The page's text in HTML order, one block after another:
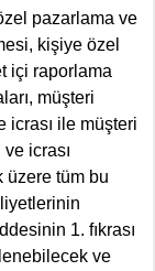
pazarlama ve
kişiye özel
içi raporlama
müşteri
icrası ile müşteri
icrası
üzere tüm bu
1. fıkrası
ve